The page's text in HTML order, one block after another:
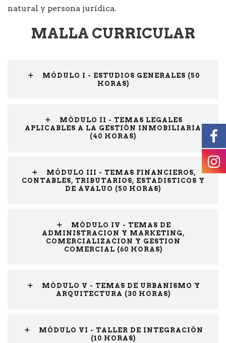
natural y persona jurídica.
MALLA CURRICULAR
MÓDULO I - ESTUDIOS GENERALES (50
HORAS)
MÓDULO II - TEMAS LEGALES
APLICABLES A LA GESTIÓN INMOBILIARIA
(40 HORAS)
MÓDULO III - TEMAS FINANCIEROS,
CONTABLES, TRIBUTARIOS, ESTADISTICOS Y
DE AVALUO (50 HORAS)
MÓDULO IV - TEMAS DE
ADMINISTRACION Y MARKETING,
COMERCIALIZACION Y GESTION
COMERCIAL (60 HORAS)
MÓDULO V - TEMAS DE URBANISMO Y
ARQUITECTURA (30 HORAS)
MÓDULO VI - TALLER DE INTEGRACIÓN
(10 HORAS)